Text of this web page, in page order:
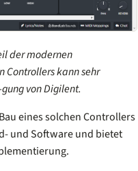
der modernen
Controllers kann sehr
von Digilent.
eines solchen Controllers
und Software und bietet